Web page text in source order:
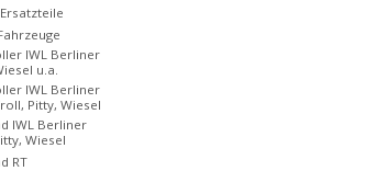
IWL Berliner
u.a.
IWL Berliner
Pitty, Wiesel
IWL Berliner
Wiesel
RT